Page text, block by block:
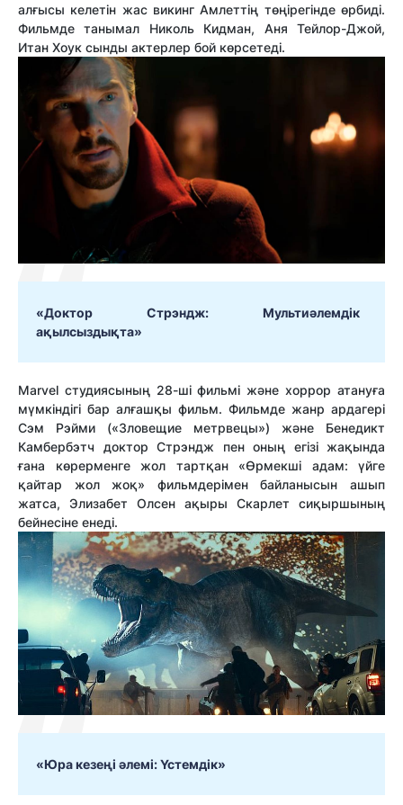
алғысы келетін жас викинг Амлеттің төңірегінде өрбиді.
Фильмде танымал Николь Кидман, Аня Тейлор-Джой,
Итан Хоук сынды актерлер бой көрсетеді.
«Доктор Стрэндж: Мультиәлемдік
ақылсыздықта»
Marvel студиясының 28-ші фильмі және хоррор атануға
мүмкіндігі бар алғашқы фильм. Фильмде жанр ардагері
Сэм Рэйми («Зловещие метрвецы») және Бенедикт
Камбербэтч доктор Стрэндж пен оның егізі жақында
ғана көрерменге жол тартқан «Өрмекші адам: үйге
қайтар жол жоқ» фильмдерімен байланысын ашып
жатса, Элизабет Олсен ақыры Скарлет сиқыршының
бейнесіне енеді.
«Юра кезеңі әлемі: Үстемдік»